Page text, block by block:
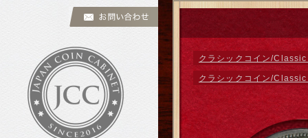
クラシックコイン/
クラシックコイン/